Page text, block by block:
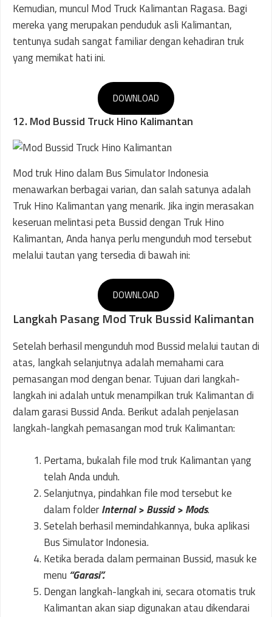
Kemudian, muncul Mod Truck Kalimantan Ragasa. Bagi
mereka yang merupakan penduduk asli Kalimantan,
tentunya sudah sangat familiar dengan kehadiran truk
yang memikat hati ini.
DOWNLOAD
12. Mod Bussid Truck Hino Kalimantan
Mod truk Hino dalam Bus Simulator Indonesia
menawarkan berbagai varian, dan salah satunya adalah
Truk Hino Kalimantan yang menarik. Jika ingin merasakan
keseruan melintasi peta Bussid dengan Truk Hino
Kalimantan, Anda hanya perlu mengunduh mod tersebut
melalui tautan yang tersedia di bawah ini:
DOWNLOAD
Langkah Pasang Mod Truk Bussid Kalimantan
Setelah berhasil mengunduh mod Bussid melalui tautan di
atas, langkah selanjutnya adalah memahami cara
pemasangan mod dengan benar. Tujuan dari langkah-
langkah ini adalah untuk menampilkan truk Kalimantan di
dalam garasi Bussid Anda. Berikut adalah penjelasan
langkah-langkah pemasangan mod truk Kalimantan:
Pertama, bukalah file mod truk Kalimantan yang
telah Anda unduh.
Selanjutnya, pindahkan file mod tersebut ke
dalam folderInternal > Bussid > Mods.
Setelah berhasil memindahkannya, buka aplikasi
Bus Simulator Indonesia.
Ketika berada dalam permainan Bussid, masuk ke
menu “Garasi”.
Dengan langkah-langkah ini, secara otomatis truk
Kalimantan akan siap digunakan atau dikendarai